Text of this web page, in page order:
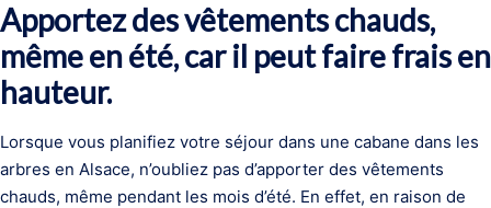
Apportez des vêtements chauds,
même en été, car il peut faire frais en
hauteur.
Lorsque vous planifiez votre séjour dans une cabane dans les
arbres en Alsace, n’oubliez pas d’apporter des vêtements
chauds, même pendant les mois d’été. En effet, en raison de